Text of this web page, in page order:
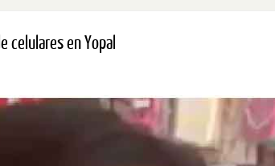
celulares en Yopal